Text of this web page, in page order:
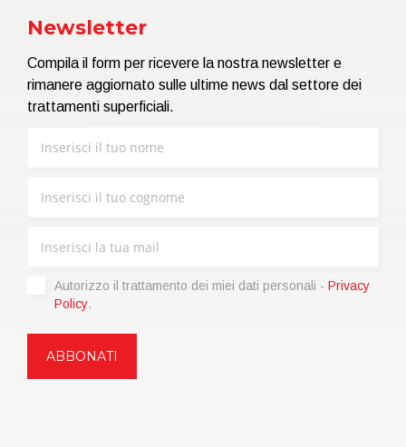
Newsletter
Compila il form per ricevere la nostra newsletter e
rimanere aggiornato sulle ultime news dal settore dei
trattamenti superficiali.
Autorizzo il trattamento dei miei dati personali - Privacy
Policy.